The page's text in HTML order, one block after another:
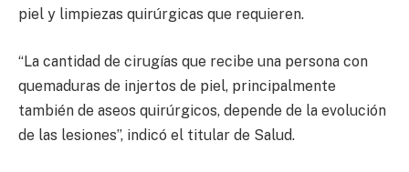
piel y limpiezas quirúrgicas que requieren.
“La cantidad de cirugías que recibe una persona con
quemaduras de injertos de piel, principalmente
también de aseos quirúrgicos, depende de la evolución
de las lesiones”, indicó el titular de Salud.